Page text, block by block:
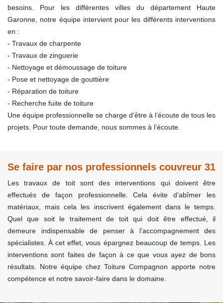
besoins. Pour les différentes villes du département Haute
Garonne, notre équipe intervient pour les différents interventions
en :
- Travaux de charpente
- Travaux de zinguerie
- Nettoyage et démoussage de toiture
- Pose et nettoyage de gouttière
- Réparation de toiture
- Recherche fuite de toiture
Une équipe professionnelle se charge d’être à l’écoute de tous les
projets. Pour toute demande, nous sommes à l’écoute.
Se faire par nos professionnels couvreur 31
Les travaux de toit sont des interventions qui doivent être
effectués de façon professionnelle. Cela évite d’abîmer les
matériaux, mais cela les inscrivent également dans le temps.
Quel que soit le traitement de toit qui doit être effectué, il
demeure indispensable de penser à l’accompagnement des
spécialistes. À cet effet, vous épargnez beaucoup de temps. Les
interventions sont faites de façon à ce que vous ayez de bons
résultats. Notre équipe chez Toiture Compagnon apporte notre
compétence et notre savoir-faire dans le domaine.